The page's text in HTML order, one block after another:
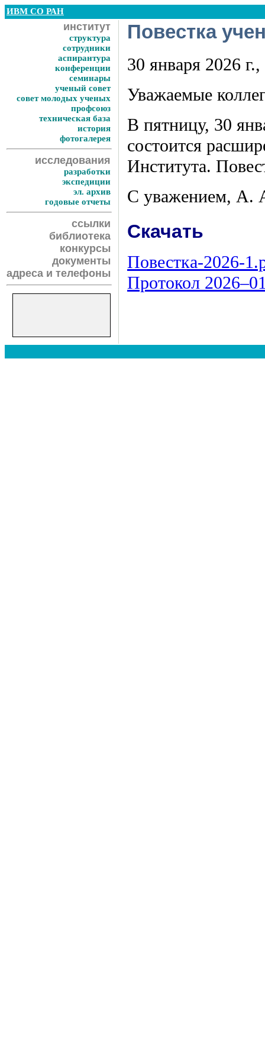
ИВМ СО РАН
институт
структура
сотрудники
аспирантура
конференции
семинары
ученый совет
совет молодых ученых
профсоюз
техническая база
история
фотогалерея
исследования
разработки
экспедиции
эл. архив
годовые отчеты
ссылки
библиотека
конкурсы
документы
адреса и телефоны
Повестка
30 января 2026
Уважаемые
В пятницу, 30
состоится
Института.
С уважением, А.
Скачать
Повестка-2026-
Протокол